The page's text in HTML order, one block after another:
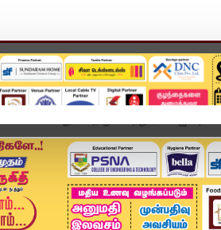
அண்மை தமிழ்நாடு சினிமா